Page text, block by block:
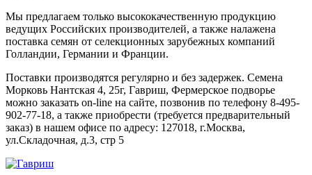
Мы предлагаем только высококачественную продукцию
ведущих Российских производителей, а также налажена
поставка семян от селекционных зарубежных компаний
Голландии, Германии и Франции.
Поставки производятся регулярно и без задержек. Семена
Морковь Нантская 4, 25г, Гавриш, Фермерское подворье
можно заказать on-line на сайте, позвонив по телефону 8-495-
902-77-18, а также приобрести (требуется предварительный
заказ) в нашем офисе по адресу: 127018, г.Москва,
ул.Складочная, д.3, стр 5